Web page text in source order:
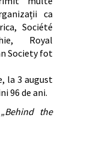
ca
Société
Royal
Society fot
la 3 august
96 de ani.
the